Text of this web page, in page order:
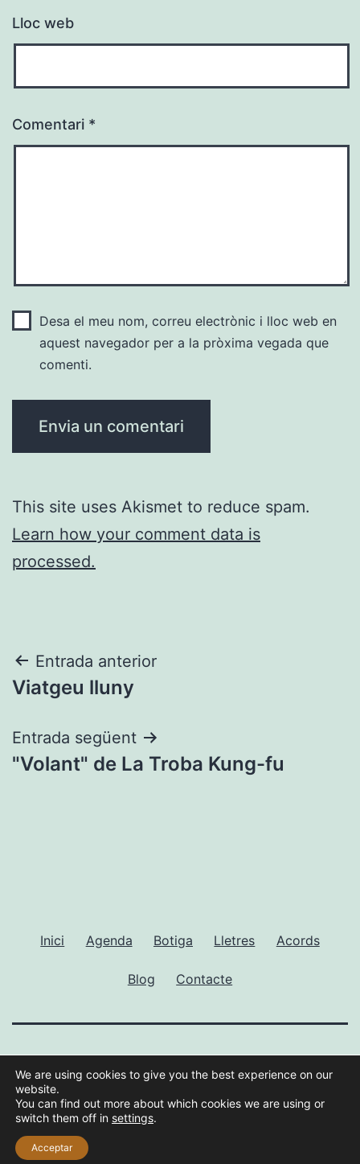
Lloc web
Comentari *
Desa el meu nom, correu electrònic i lloc web en
aquest navegador per a la pròxima vegada que
comenti.
This site uses Akismet to reduce spam.
Learn how your comment data is
processed.
Navegació
d'entrades
Entrada anterior
Viatgeu lluny
Entrada següent
"Volant" de La Troba Kung-fu
Inici Agenda Botiga Lletres Acords
Blog Contacte
GUILLEM RAMISA
Gràcies al WordPress.
We are using cookies to give you the best experience on our
website.
You can find out more about which cookies we are using or
switch them off in settings.
Acceptar